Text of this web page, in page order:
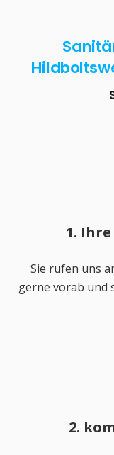
1.
Sie rufen uns
gerne vorab und
2.